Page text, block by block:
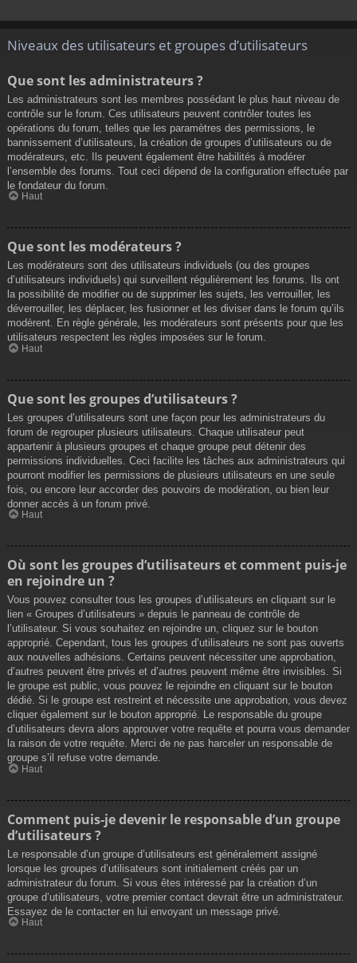
Niveaux des utilisateurs et groupes d’utilisateurs
Que sont les administrateurs ?
Les administrateurs sont les membres possédant le plus haut niveau de
contrôle sur le forum. Ces utilisateurs peuvent contrôler toutes les
opérations du forum, telles que les paramètres des permissions, le
bannissement d’utilisateurs, la création de groupes d’utilisateurs ou de
modérateurs, etc. Ils peuvent également être habilités à modérer
l’ensemble des forums. Tout ceci dépend de la configuration effectuée par
le fondateur du forum.
Haut
Que sont les modérateurs ?
Les modérateurs sont des utilisateurs individuels (ou des groupes
d’utilisateurs individuels) qui surveillent régulièrement les forums. Ils ont
la possibilité de modifier ou de supprimer les sujets, les verrouiller, les
déverrouiller, les déplacer, les fusionner et les diviser dans le forum qu’ils
modèrent. En règle générale, les modérateurs sont présents pour que les
utilisateurs respectent les règles imposées sur le forum.
Haut
Que sont les groupes d’utilisateurs ?
Les groupes d’utilisateurs sont une façon pour les administrateurs du
forum de regrouper plusieurs utilisateurs. Chaque utilisateur peut
appartenir à plusieurs groupes et chaque groupe peut détenir des
permissions individuelles. Ceci facilite les tâches aux administrateurs qui
pourront modifier les permissions de plusieurs utilisateurs en une seule
fois, ou encore leur accorder des pouvoirs de modération, ou bien leur
donner accès à un forum privé.
Haut
Où sont les groupes d’utilisateurs et comment puis-je
en rejoindre un ?
Vous pouvez consulter tous les groupes d’utilisateurs en cliquant sur le
lien « Groupes d’utilisateurs » depuis le panneau de contrôle de
l’utilisateur. Si vous souhaitez en rejoindre un, cliquez sur le bouton
approprié. Cependant, tous les groupes d’utilisateurs ne sont pas ouverts
aux nouvelles adhésions. Certains peuvent nécessiter une approbation,
d’autres peuvent être privés et d’autres peuvent même être invisibles. Si
le groupe est public, vous pouvez le rejoindre en cliquant sur le bouton
dédié. Si le groupe est restreint et nécessite une approbation, vous devez
cliquer également sur le bouton approprié. Le responsable du groupe
d’utilisateurs devra alors approuver votre requête et pourra vous demander
la raison de votre requête. Merci de ne pas harceler un responsable de
groupe s’il refuse votre demande.
Haut
Comment puis-je devenir le responsable d’un groupe
d’utilisateurs ?
Le responsable d’un groupe d’utilisateurs est généralement assigné
lorsque les groupes d’utilisateurs sont initialement créés par un
administrateur du forum. Si vous êtes intéressé par la création d’un
groupe d’utilisateurs, votre premier contact devrait être un administrateur.
Essayez de le contacter en lui envoyant un message privé.
Haut